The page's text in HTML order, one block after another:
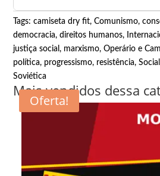
Tags:camiseta dry fit,Comunismo,
democracia,direitos humanos,
justiça social, marxismo,Operário e
política, progressismo, resistência,
Soviética
Mais vendidos dessa
Oferta!